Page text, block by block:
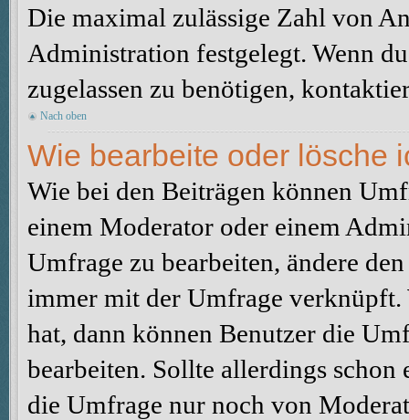
Die maximal zulässige Zahl von
Administration festgelegt. Wenn
zugelassen zu benötigen,
Nach oben
Wie bearbeite oder lösche
Wie bei den Beiträgen können
einem Moderator oder einem
Umfrage zu bearbeiten, ändere
immer mit der Umfrage verknüpft.
hat, dann können Benutzer die
bearbeiten. Sollte allerdings schon
die Umfrage nur noch von